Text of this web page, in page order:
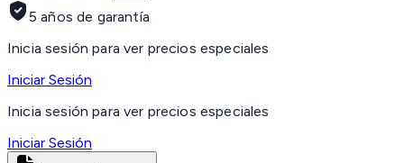
5 años de garantía
Inicia sesión para ver precios especiales
Iniciar Sesión
Inicia sesión para ver precios especiales
Iniciar Sesión